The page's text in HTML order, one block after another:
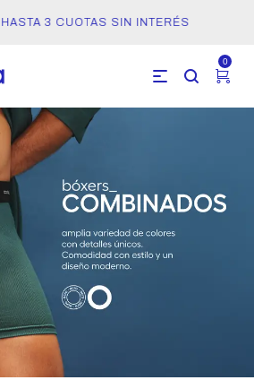
HASTA 3 CUOTAS SIN INTERÉS
0